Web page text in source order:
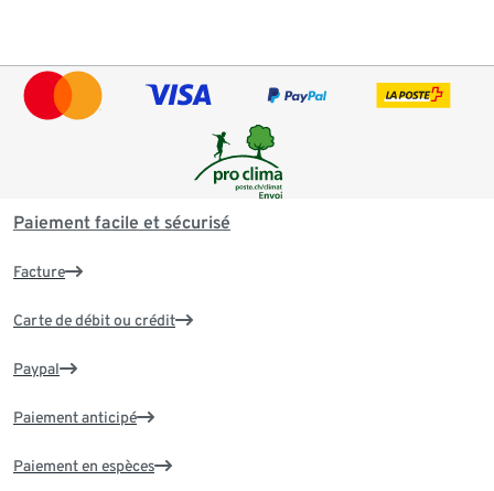
Paiement facile et sécurisé
Facture
Carte de débit ou crédit
Paypal
Paiement anticipé
Paiement en espèces